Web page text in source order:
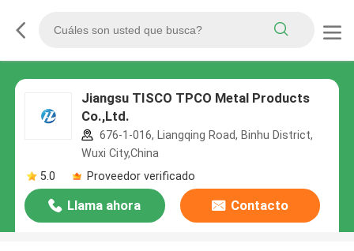
Jiangsu TISCO TPCO Metal Products
Co.,Ltd.
676-1-016, Liangqing Road, Binhu District,
Wuxi City,China
5.0
Proveedor verificado
Llama ahora Contacto